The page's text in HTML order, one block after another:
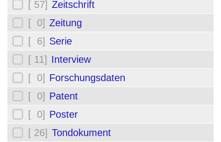
[ 57] Zeitschrift
[ 0] Zeitung
[ 6] Serie
[ 11] Interview
[ 0] Forschungsdaten
[ 0] Patent
[ 0] Poster
[ 26] Tondokument